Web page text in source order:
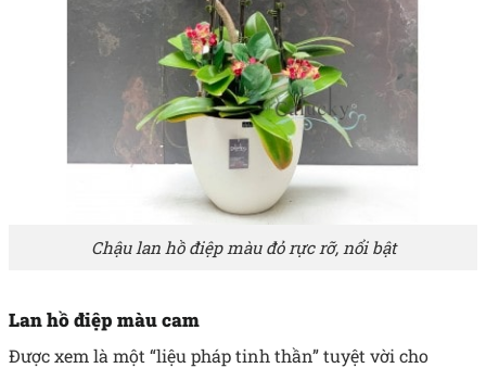
Chậu lan hồ điệp màu đỏ rực rỡ, nổi bật
Lan hồ điệp màu cam
Được xem là một “liệu pháp tinh thần” tuyệt vời cho